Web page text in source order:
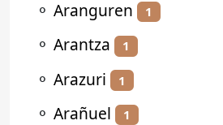
⚬ Aranguren 1
⚬ Arantza 1
⚬ Arazuri 1
⚬ Arañuel 1